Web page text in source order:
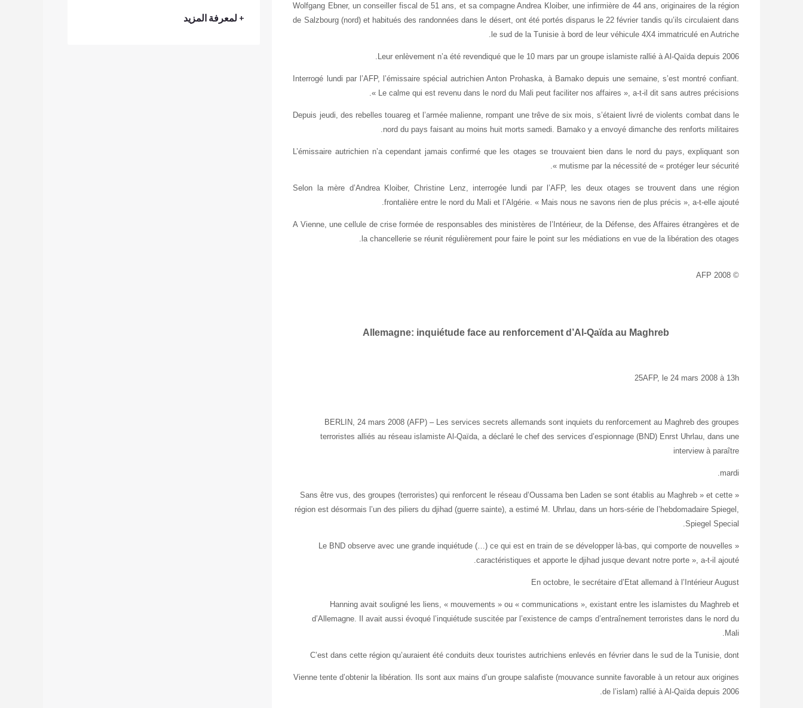
Wolfgang Ebner, un conseiller fiscal de 51 ans, et sa compagne Andrea Kloiber, une infirmière de 44 ans, originaires de la région
de Salzbourg (nord) et habitués des randonnées dans le désert, ont été portés disparus le 22 février tandis qu’ils circulaient dans
le sud de la Tunisie à bord de leur véhicule 4X4 immatriculé en Autriche.
Leur enlèvement n’a été revendiqué que le 10 mars par un groupe islamiste rallié à Al-Qaïda depuis 2006.
Interrogé lundi par l’AFP, l’émissaire spécial autrichien Anton Prohaska, à Bamako depuis une semaine, s’est montré confiant.
« Le calme qui est revenu dans le nord du Mali peut faciliter nos affaires », a-t-il dit sans autres précisions.
Depuis jeudi, des rebelles touareg et l’armée malienne, rompant une trêve de six mois, s’étaient livré de violents combat dans le
nord du pays faisant au moins huit morts samedi. Bamako y a envoyé dimanche des renforts militaires.
L’émissaire autrichien n’a cependant jamais confirmé que les otages se trouvaient bien dans le nord du pays, expliquant son
mutisme par la nécessité de « protéger leur sécurité ».
Selon la mère d’Andrea Kloiber, Christine Lenz, interrogée lundi par l’AFP, les deux otages se trouvent dans une région
frontalière entre le nord du Mali et l’Algérie. « Mais nous ne savons rien de plus précis », a-t-elle ajouté.
A Vienne, une cellule de crise formée de responsables des ministères de l’Intérieur, de la Défense, des Affaires étrangères et de
la chancellerie se réunit régulièrement pour faire le point sur les médiations en vue de la libération des otages.
© 2008 AFP
Allemagne: inquiétude face au renforcement d’Al-Qaïda au Maghreb
AFP, le 24 mars 2008 à 13h
25
BERLIN, 24 mars 2008 (AFP) – Les services secrets allemands sont inquiets du renforcement au Maghreb des groupes
terroristes alliés au réseau islamiste Al-Qaïda, a déclaré le chef des services d’espionnage (BND) Enrst Uhrlau, dans une
interview à paraître
mardi.
« Sans être vus, des groupes (terroristes) qui renforcent le réseau d’Oussama ben Laden se sont établis au Maghreb » et cette
région est désormais l’un des piliers du djihad (guerre sainte), a estimé M. Uhrlau, dans un hors-série de l’hebdomadaire Spiegel,
Spiegel Special.
« Le BND observe avec une grande inquiétude (…) ce qui est en train de se développer là-bas, qui comporte de nouvelles
caractéristiques et apporte le djihad jusque devant notre porte », a-t-il ajouté.
En octobre, le secrétaire d’Etat allemand à l’Intérieur August
Hanning avait souligné les liens, « mouvements » ou « communications », existant entre les islamistes du Maghreb et
d’Allemagne. Il avait aussi évoqué l’inquiétude suscitée par l’existence de camps d’entraînement terroristes dans le nord du
Mali.
C’est dans cette région qu’auraient été conduits deux touristes autrichiens enlevés en février dans le sud de la Tunisie, dont
Vienne tente d’obtenir la libération. Ils sont aux mains d’un groupe salafiste (mouvance sunnite favorable à un retour aux origines
de l’islam) rallié à Al-Qaïda depuis 2006.
+ لمعرفة المزيد